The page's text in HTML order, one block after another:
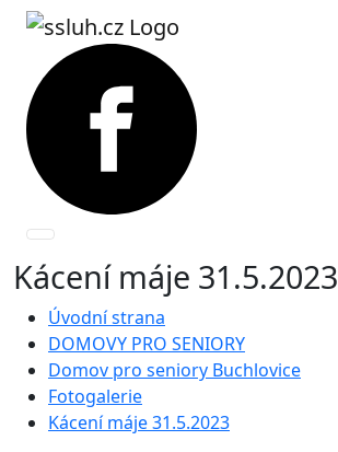
Kácení máje 31.5.2023
Úvodní strana
DOMOVY PRO SENIORY
Domov pro seniory Buchlovice
Fotogalerie
Kácení máje 31.5.2023